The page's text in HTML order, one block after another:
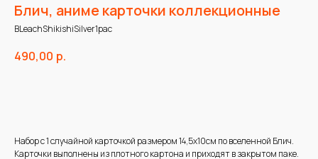
Блич, аниме карточки коллекционные
BLeachShikishiSilver1pac
490,00 р.
Набор с 1 случайной карточкой размером 14,5х10см по вселенной Блич.
Карточки выполнены из плотного картона и приходят в закрытом паке.